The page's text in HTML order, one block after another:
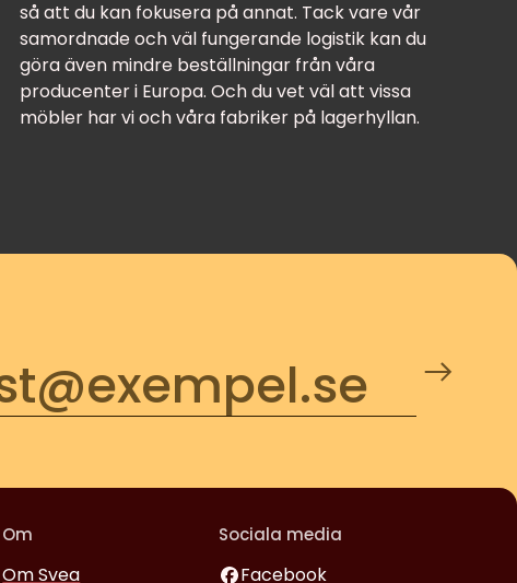
så att du kan fokusera på annat. Tack vare vår
samordnade och väl fungerande logistik kan du
göra även mindre beställningar från våra
producenter i Europa. Och du vet väl att vissa
möbler har vi och våra fabriker på lagerhyllan.
Om
Om Svea
Sociala media
Facebook